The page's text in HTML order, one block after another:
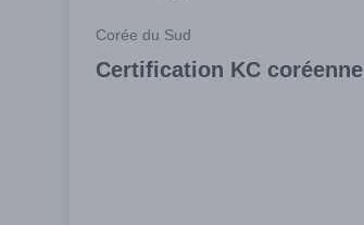
Corée du Sud
Certification KC coréenne